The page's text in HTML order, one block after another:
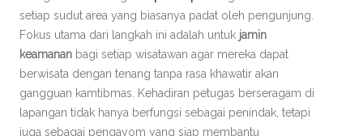
setiap sudut area yang biasanya padat oleh pengunjung.
Fokus utama dari langkah ini adalah untuk jamin
keamanan bagi setiap wisatawan agar mereka dapat
berwisata dengan tenang tanpa rasa khawatir akan
gangguan kamtibmas. Kehadiran petugas berseragam di
lapangan tidak hanya berfungsi sebagai penindak, tetapi
juga sebagai pengayom yang siap membantu